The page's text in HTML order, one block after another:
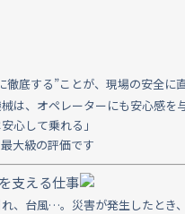
徹底する”ことが、現場の安全に
は、オペレーターにも安心感を与
心して乗れる」
大級の評価です
支える仕事
、台風…。災害が発生したとき